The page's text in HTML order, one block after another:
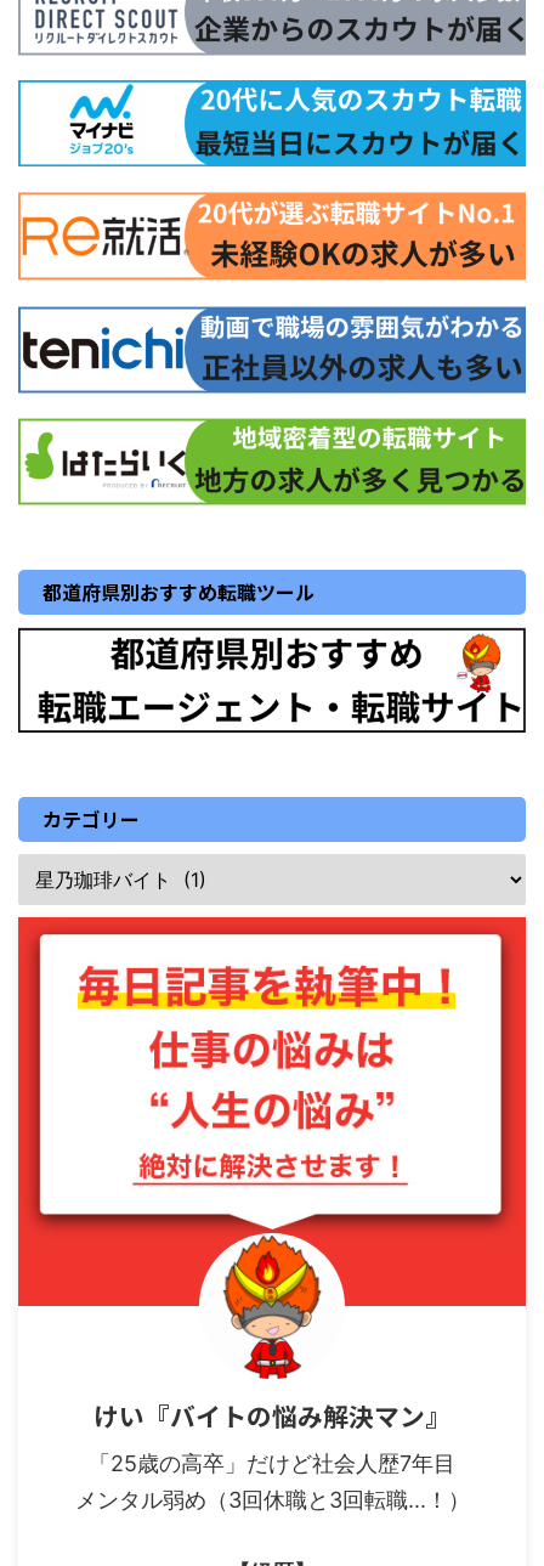
都道府県別おすすめ転職ツール
カテゴリー
けい『バイトの悩み解決マン』
「25歳の高卒」だけど社会人歴7年目
メンタル弱め（3回休職と3回転職...！）